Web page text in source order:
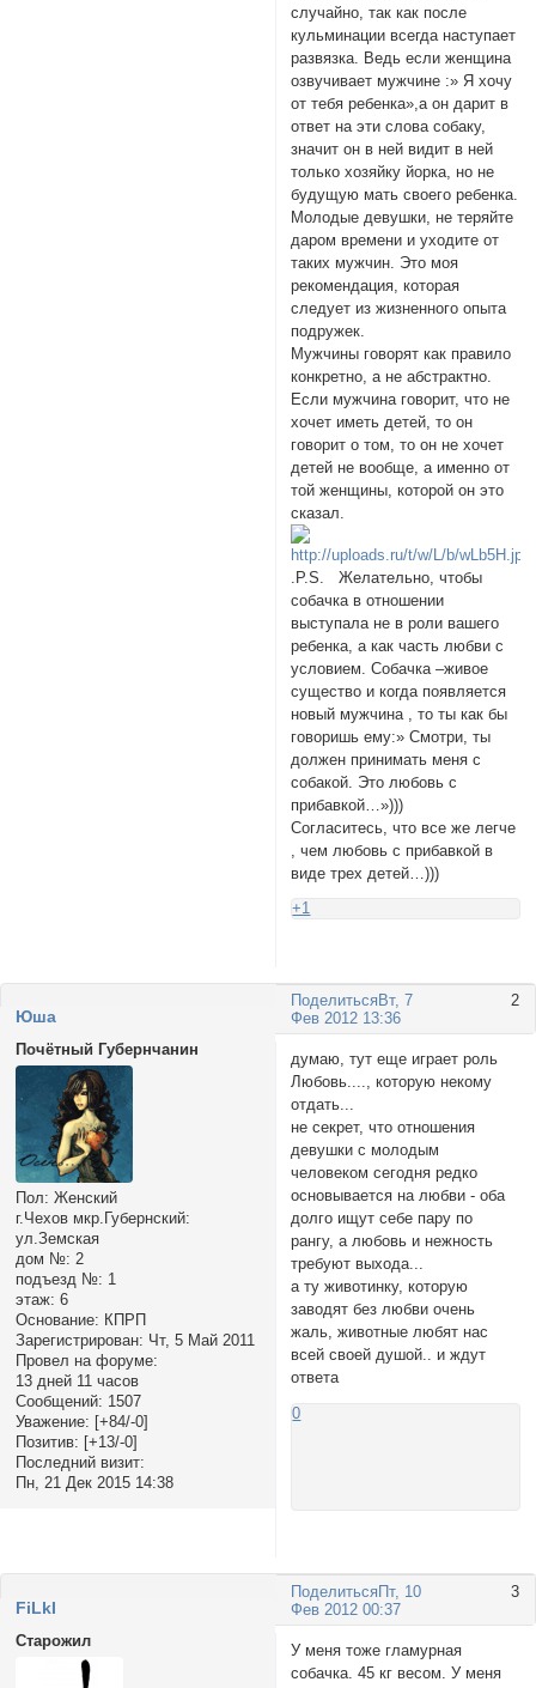
случайно, так как после
кульминации всегда наступает
развязка. Ведь если женщина
озвучивает мужчине :» Я хочу
от тебя ребенка»,а он дарит в
ответ на эти слова собаку,
значит он в ней видит в ней
только хозяйку йорка, но не
будущую мать своего ребенка.
Молодые девушки, не теряйте
даром времени и уходите от
таких мужчин. Это моя
рекомендация, которая
следует из жизненного опыта
подружек.
Мужчины говорят как правило
конкретно, а не абстрактно.
Если мужчина говорит, что не
хочет иметь детей, то он
говорит о том, то он не хочет
детей не вообще, а именно от
той женщины, которой он это
сказал.
.P.S. Желательно, чтобы
собачка в отношении
выступала не в роли вашего
ребенка, а как часть любви с
условием. Собачка –живое
существо и когда появляется
новый мужчина , то ты как бы
говоришь ему:» Смотри, ты
должен принимать меня с
собакой. Это любовь с
прибавкой…»)))
Согласитесь, что все же легче
, чем любовь с прибавкой в
виде трех детей…)))
+1
Поделиться 2
Вт, 7
Фев 2012 13:36
Юша
Почётный Губернчанин
Пол: Женский
г.Чехов мкр.Губернский:
ул.Земская
дом №: 2
подъезд №: 1
этаж: 6
Основание: КПРП
Зарегистрирован: Чт, 5 Май 2011
Провел на форуме:
13 дней 11 часов
Сообщений: 1507
Уважение: [+84/-0]
Позитив: [+13/-0]
Последний визит:
Пн, 21 Дек 2015 14:38
думаю, тут еще играет роль
Любовь...., которую некому
отдать...
не секрет, что отношения
девушки с молодым
человеком сегодня редко
основывается на любви - оба
долго ищут себе пару по
рангу, а любовь и нежность
требуют выхода...
а ту животинку, которую
заводят без любви очень
жаль, животные любят нас
всей своей душой.. и ждут
ответа
0
Поделиться 3
Пт, 10
Фев 2012 00:37
FiLkI
Старожил
У меня тоже гламурная
собачка. 45 кг весом. У меня